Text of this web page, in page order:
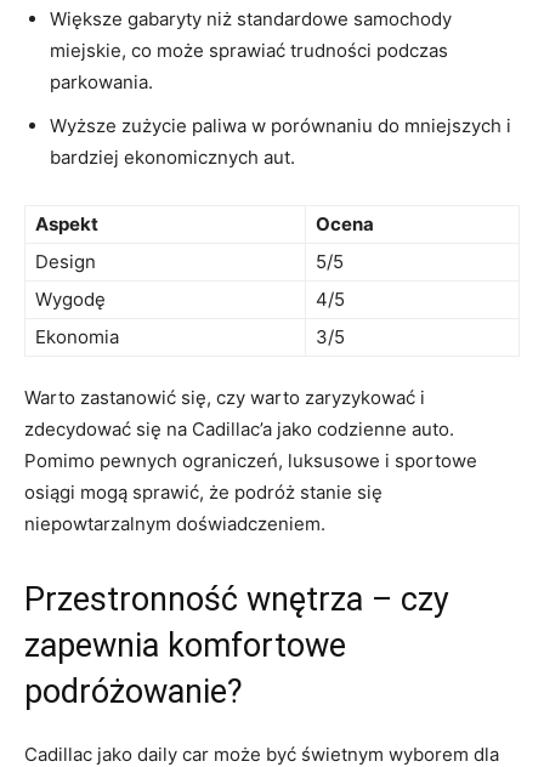
Większe gabaryty niż standardowe samochody
miejskie, co może sprawiać trudności podczas
parkowania.
Wyższe zużycie paliwa‍ w porównaniu do mniejszych i
bardziej ekonomicznych⁣ aut.
Aspekt
Ocena
Design
5/5
Wygodę
4/5
Ekonomia
3/5
Warto zastanowić⁣ się, czy warto zaryzykować‍ i
zdecydować się na Cadillac’a jako⁤ codzienne auto.‍
Pomimo ⁣pewnych ograniczeń, luksusowe i sportowe
osiągi mogą sprawić, że podróż stanie się
niepowtarzalnym doświadczeniem.
Przestronność wnętrza – czy
zapewnia komfortowe
podróżowanie?
Cadillac jako daily car może być świetnym wyborem dla